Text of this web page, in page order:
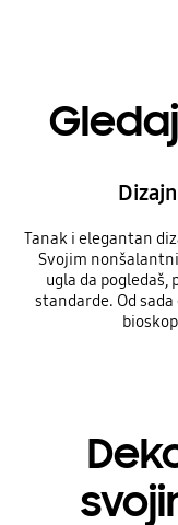
Tanak i elegantan
Svojim
ugla da pogledaš,
standarde. Od